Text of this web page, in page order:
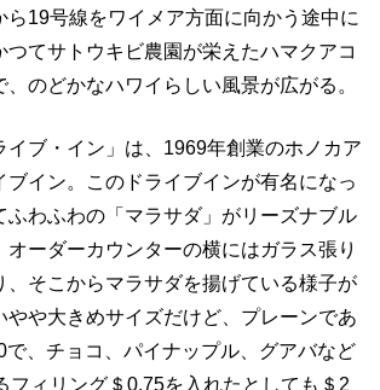
ら19号線をワイメア方面に向かう途中に
つてサトウキビ農園が栄えたハマクアコ
のどかなハワイらしい風景が広がる。
イブ・イン」は、 1969年創業のホノカア
ブイン。このドライブインが有名になっ
ふわふわの「マラサダ」がリーズナブル
オーダーカウンターの横にはガラス張り
、そこからマラサダを揚げている様子が
やや大きめサイズだけど、プレーンであ
で、チョコ、パイナップル、グアバなど
フィリング＄0.75を入れたとしても＄ 2